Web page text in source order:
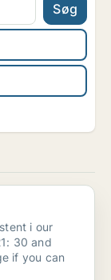
Søg
i our
30 and
if you can